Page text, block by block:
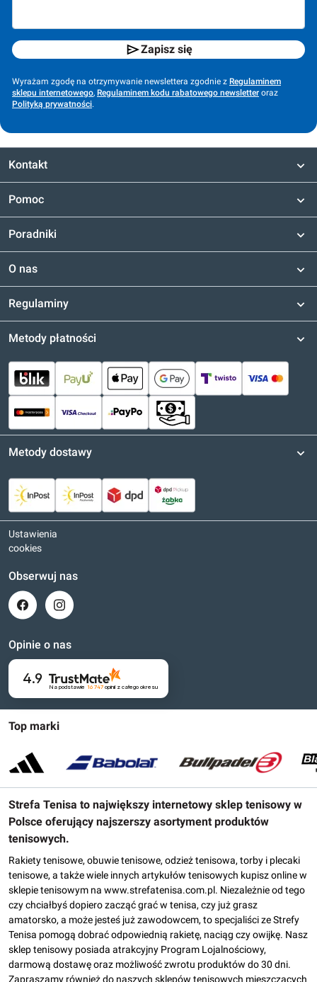
Zapisz się
Wyrażam zgodę na otrzymywanie newslettera zgodnie z Regulaminem
sklepu internetowego, Regulaminem kodu rabatowego newsletter oraz
Polityką prywatności.
Kontakt
Pomoc
Poradniki
O nas
Regulaminy
Top marki
Strefa Tenisa to największy internetowy sklep tenisowy w
Polsce oferujący najszerszy asortyment produktów
tenisowych.
Rakiety tenisowe, obuwie tenisowe, odzież tenisowa, torby i plecaki
tenisowe, a także wiele innych artykułów tenisowych kupisz online w
sklepie tenisowym na www.strefatenisa.com.pl. Niezależnie od tego
czy chciałbyś dopiero zacząć grać w tenisa, czy już grasz
amatorsko, a może jesteś już zawodowcem, to specjaliści ze Strefy
Tenisa pomogą dobrać odpowiednią rakietę, naciąg czy owijkę. Nasz
sklep tenisowy posiada atrakcyjny Program Lojalnościowy,
darmową dostawę oraz możliwość zwrotu produktów do 30 dni.
Zapraszamy również do naszych sklepów tenisowych mieszczących
Metody płatności
Metody dostawy
Ustawienia
cookies
Obserwuj nas
Opinie o nas
4.9
Na podstawie 16 747opinii z całego okresu